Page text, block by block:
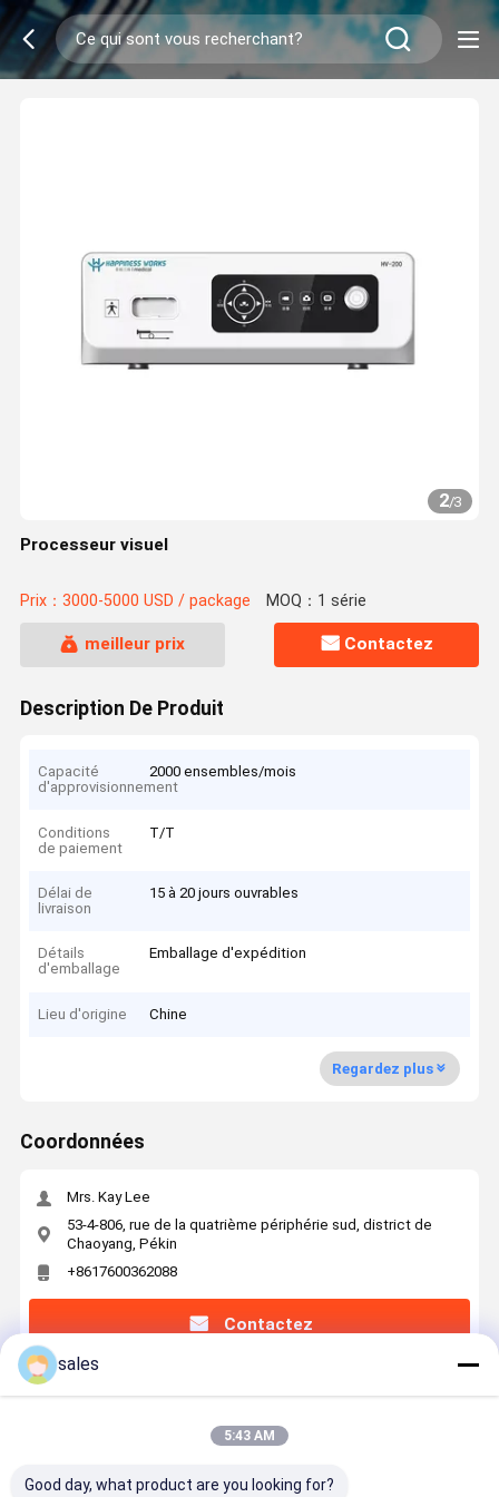
2/3
Processeur visuel
Prix：3000-5000 USD / package MOQ：1 série
meilleur prix Contactez
Description De Produit
Capacité
d'approvisionnement
2000 ensembles/mois
Conditions
de paiement
T/T
Délai de
livraison
15 à 20 jours ouvrables
Détails
d'emballage
Emballage d'expédition
Lieu d'origine Chine
Regardez plus
Coordonnées
Mrs. Kay Lee
53-4-806, rue de la quatrième périphérie sud, district de
Chaoyang, Pékin
+8617600362088
Contactez
sales
5:43 AM
Good day, what product are you looking for?